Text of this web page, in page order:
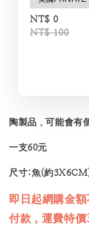
NT$ 0
NT$ 100
陶製品，可能會有
一支60元
尺寸:魚(約
即日起網購金
付款，運費特